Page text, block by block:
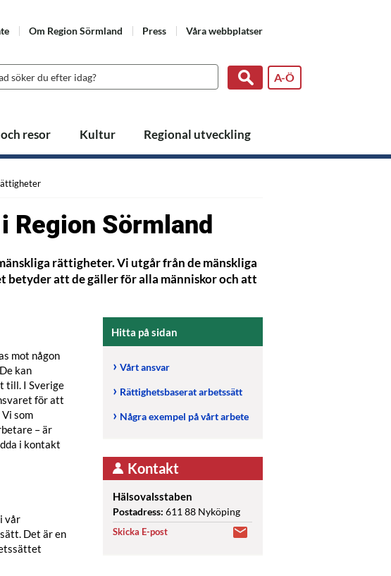
Om Region Sörmland Press Våra webbplatser
A-Ö
resor Kultur Regional utveckling
Sörmland
rättigheter. Vi utgår från de mänskliga
betyder att de gäller för alla människor och att
Hitta på sidan
Vårt ansvar
Rättighetsbaserat arbetssätt
Några exempel på vårt arbete
Kontakt
Hälsovalsstaben
Postadress: 611 88 Nyköping
Skicka E-post
mot någon
kan
till. I Sverige
för att
som
– är
i kontakt
vår
Det är en